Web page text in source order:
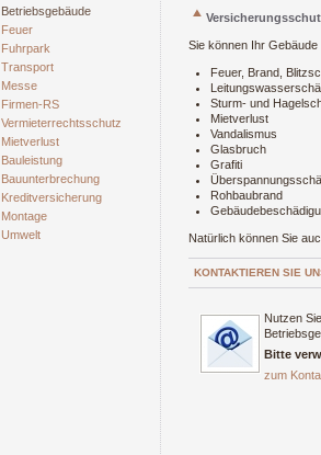
Betriebsgebäude
Feuer
Fuhrpark
Transport
Messe
Firmen-RS
Vermieterrechtsschutz
Mietverlust
Bauleistung
Bauunterbrechung
Kreditversicherung
Montage
Umwelt
Sie können Ihr
Feuer, Brand,
Sturm- und
Mietverlust
Vandalismus
Glasbruch
Grafiti
Rohbaubrand
Natürlich können Sie
KONTAKTIEREN SIE
Nutzen
Bitte
zum